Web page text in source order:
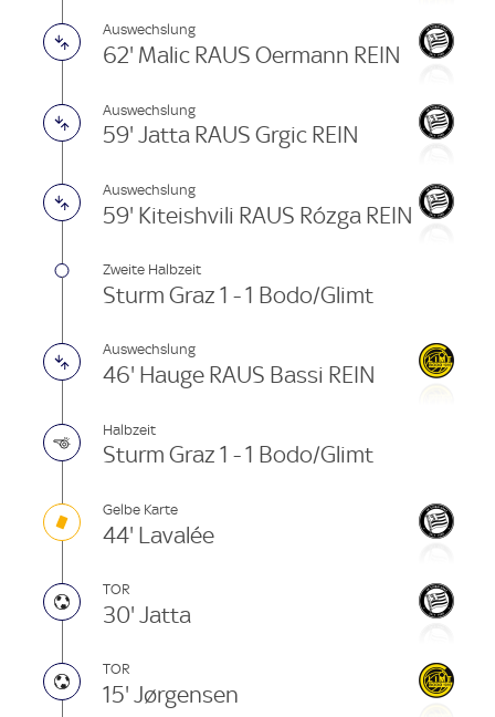
Auswechslung
62' Malic RAUS Oermann REIN
Auswechslung
59' Jatta RAUS Grgic REIN
Auswechslung
59' Kiteishvili RAUS Rózga REIN
Zweite Halbzeit
Sturm Graz 1 - 1 Bodo/Glimt
Auswechslung
46' Hauge RAUS Bassi REIN
Halbzeit
Sturm Graz 1 - 1 Bodo/Glimt
Gelbe Karte
44' Lavalée
TOR
30' Jatta
TOR
15' Jørgensen